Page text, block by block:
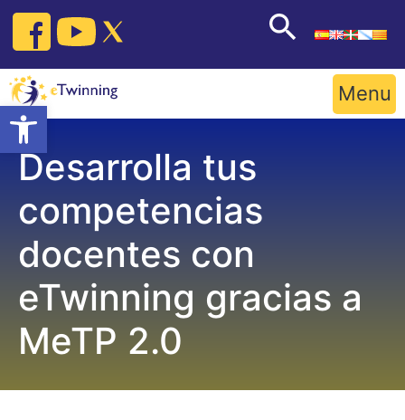
Open toolbar
Skip
content
Menu
Desarrolla tus
competencias
docentes con
eTwinning gracias a
MeTP 2.0